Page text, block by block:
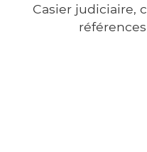
Casier judiciaire,